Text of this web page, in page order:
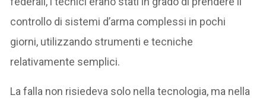
controllo di sistemi d’arma complessi in pochi
giorni, utilizzando strumenti e tecniche
relativamente semplici.
La falla non risiedeva solo nella tecnologia, ma nella